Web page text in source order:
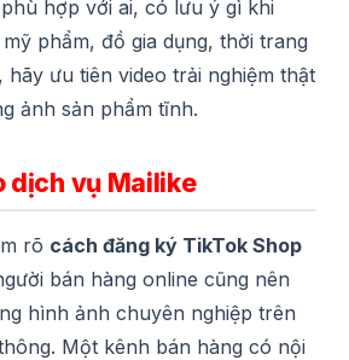
hợp với ai, có lưu ý gì khi
phẩm, đồ gia dụng, thời trang
hãy ưu tiên video trải nghiệm thật
ảnh sản phẩm tĩnh.
dịch vụ Mailike
rõ cách đăng ký TikTok Shop
bán hàng online cũng nên
hình ảnh chuyên nghiệp trên
Một kênh bán hàng có nội